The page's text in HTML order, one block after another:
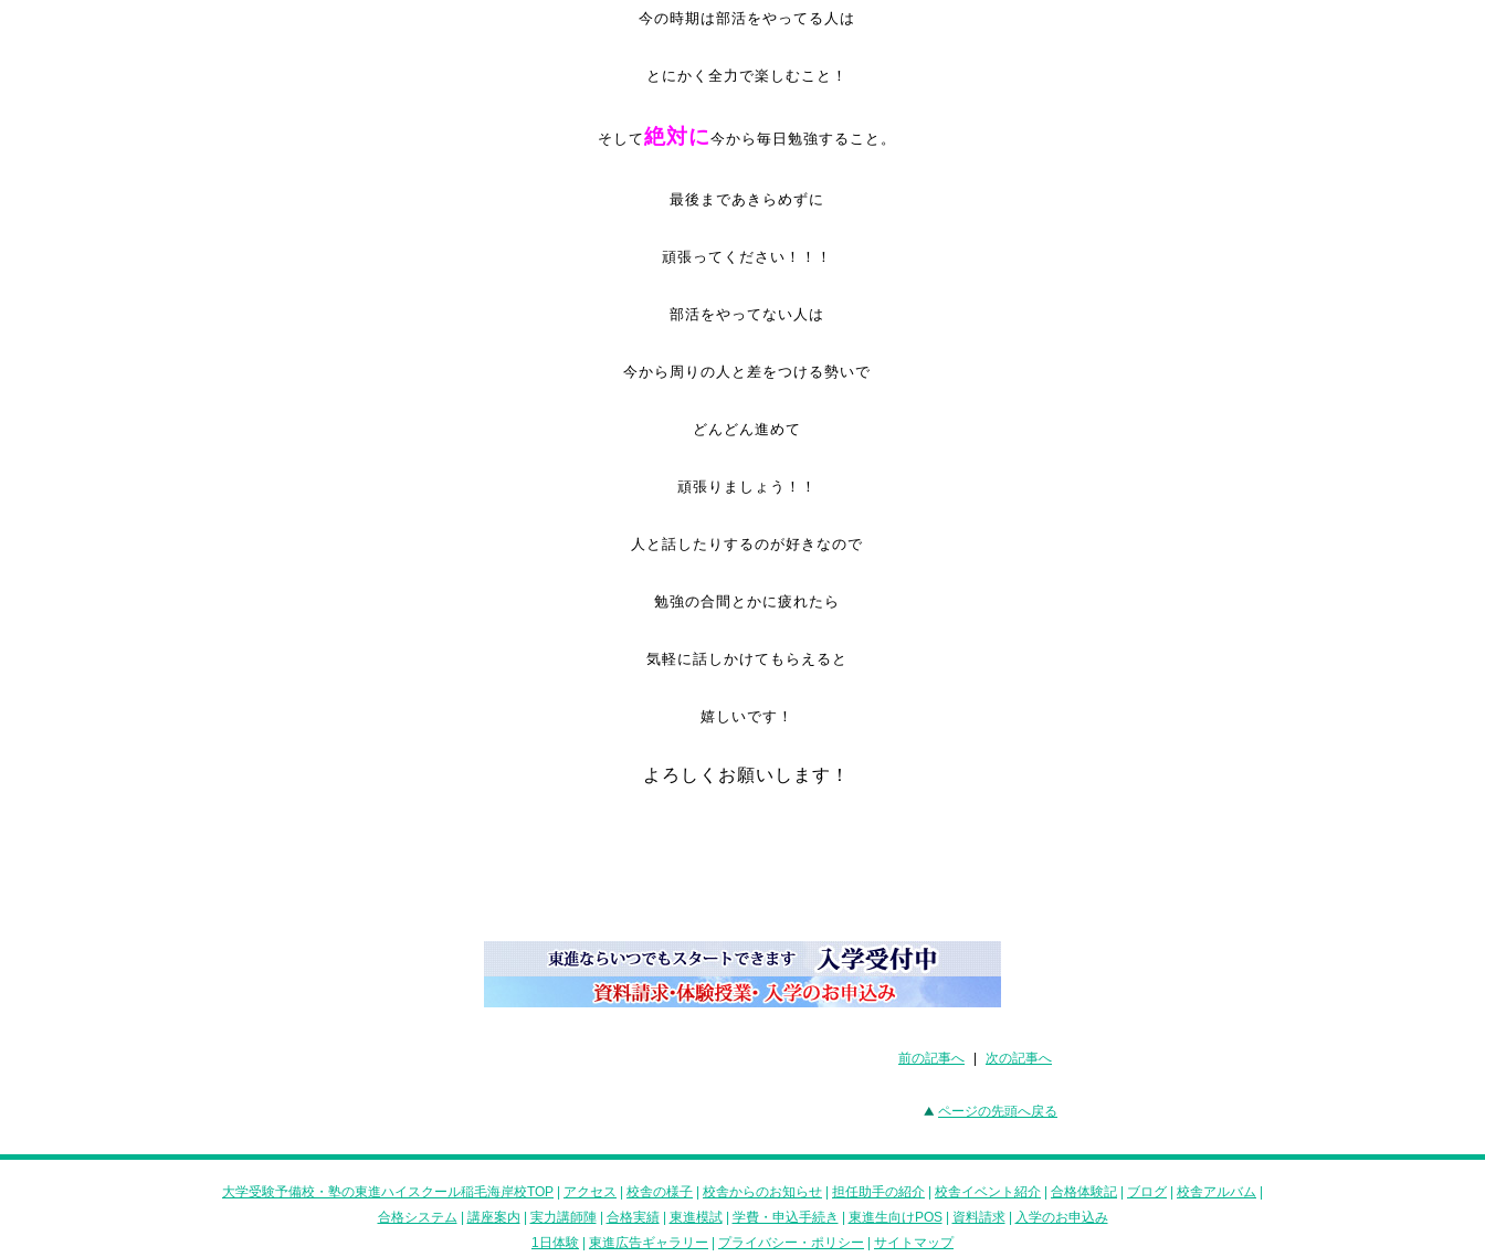
今の時期は部活をやってる人は
とにかく全力で楽しむこと！
そして絶対に今から毎日勉強すること。
最後まであきらめずに
頑張ってください！！！
部活をやってない人は
今から周りの人と差をつける勢いで
どんどん進めて
頑張りましょう！！
人と話したりするのが好きなので
勉強の合間とかに疲れたら
気軽に話しかけてもらえると
嬉しいです！
よろしくお願いします！
前の記事へ 次の記事へ
ページの先頭へ戻る
大学受験予備校・塾の東進ハイスクール稲毛海岸校TOP アクセス 校舎の様子 校舎からのお知らせ 担任助手の紹介 校舎イベント紹介 合格体験記 ブログ 校舎アルバム
合格システム
講座案内 実力講師陣| 合格実績| 東進模試| 学費・申込手続き 東進生向けPOS| 資料請求|
入学のお申込み
1日体験
東進広告ギャラリー プライバシー・ポリシー サイトマップ